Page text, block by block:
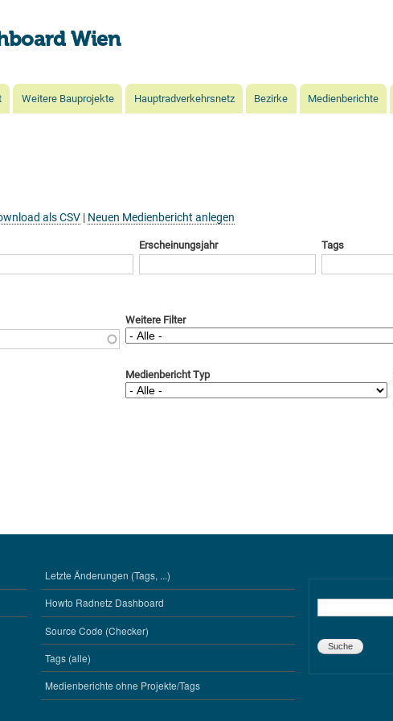
Wien
Weitere Bauprojekte Hauptradverkehrsnetz Bezirke Medienberichte
als CSV | Neuen Medienbericht anlegen
Erscheinungsjahr Tags
Weitere Filter
Medienbericht Typ
WERKZEUGE
Letzte Änderungen (Tags, ...)
Howto Radnetz Dashboard
Source Code (Checker)
Tags (alle)
Medienberichte ohne Projekte/Tags
Suche